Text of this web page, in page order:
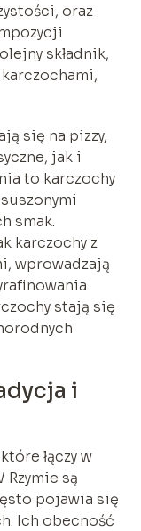
oraz
składnik,
się na pizzy,
jak i
to karczochy
smak.
karczochy z
wprowadzają
stają się
i
łączy w
są
pojawia się
Ich obecność